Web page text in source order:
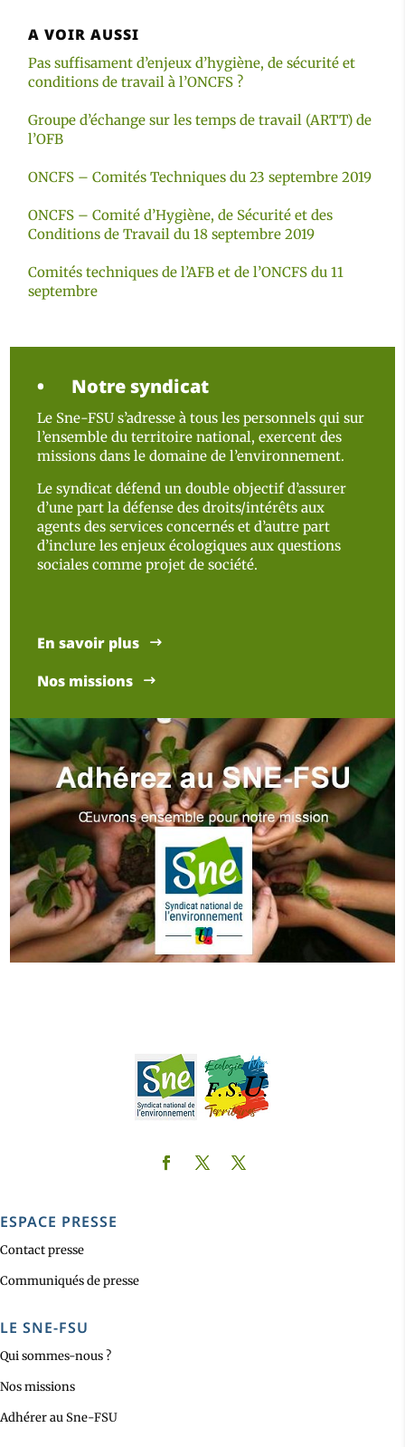
A VOIR AUSSI
Pas suffisament d’enjeux d’hygiène, de sécurité et
conditions de travail à l’ONCFS ?
Groupe d’échange sur les temps de travail (ARTT) de
l’OFB
ONCFS – Comités Techniques du 23 septembre 2019
ONCFS – Comité d’Hygiène, de Sécurité et des
Conditions de Travail du 18 septembre 2019
Comités techniques de l’AFB et de l’ONCFS du 11
septembre
Notre syndicat
Le Sne-FSU s’adresse à tous les personnels qui sur
l’ensemble du territoire national, exercent des
missions dans le domaine de l’environnement.
Le syndicat défend un double objectif d’assurer
d’une part la défense des droits/intérêts aux
agents des services concernés et d’autre part
d’inclure les enjeux écologiques aux questions
sociales comme projet de société.
En savoir plus
Nos missions
ESPACE PRESSE
Contact presse
Communiqués de presse
LE SNE-FSU
Qui sommes-nous ?
Nos missions
Adhérer au Sne-FSU